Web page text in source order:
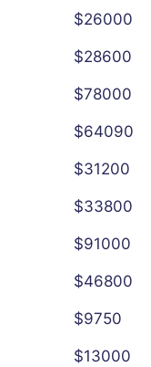
$26000
$28600
$78000
$64090
$31200
$33800
$91000
$46800
$9750
$13000